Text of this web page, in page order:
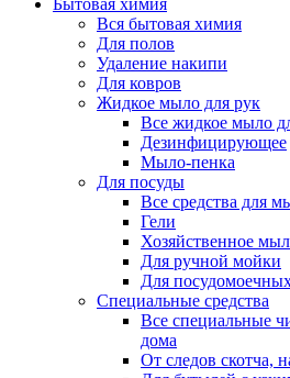
Бытовая химия
Вся бытовая химия
Для полов
Удаление накипи
Для ковров
Жидкое мыло для рук
Все жидкое мыло
Дезинфицирующее
Мыло-пенка
Для посуды
Все средства для
Гели
Хозяйственное
Для ручной мойки
Для
Специальные средства
Все специальные
дома
От следов скотча,